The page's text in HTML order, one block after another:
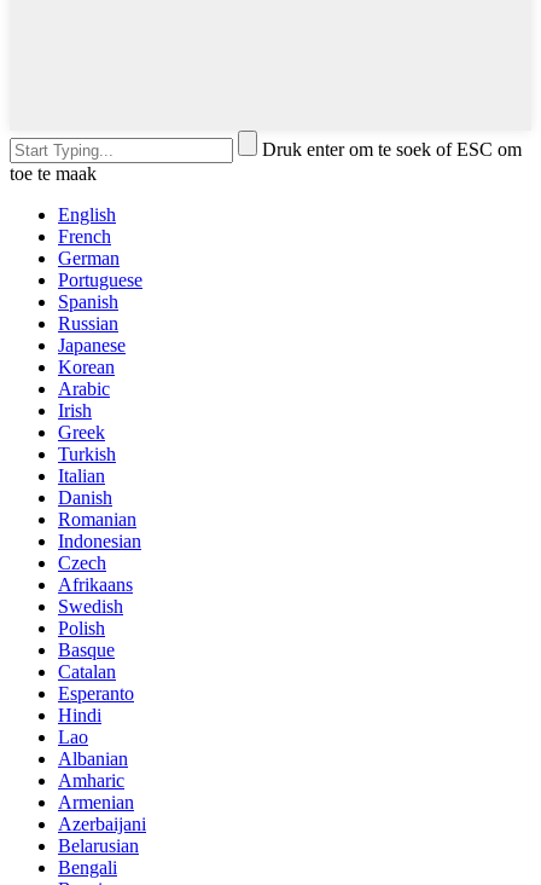
Druk enter om te soek of ESC om
toe te maak
English
French
German
Portuguese
Spanish
Russian
Japanese
Korean
Arabic
Irish
Greek
Turkish
Italian
Danish
Romanian
Indonesian
Czech
Afrikaans
Swedish
Polish
Basque
Catalan
Esperanto
Hindi
Lao
Albanian
Amharic
Armenian
Azerbaijani
Belarusian
Bengali